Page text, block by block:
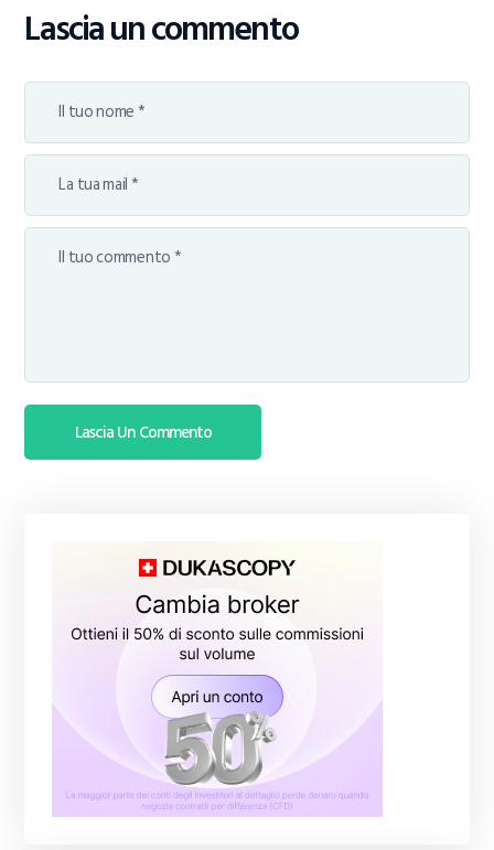
Lascia un commento